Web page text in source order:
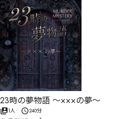
23時の夢物語 〜×××の夢〜
1人 240分